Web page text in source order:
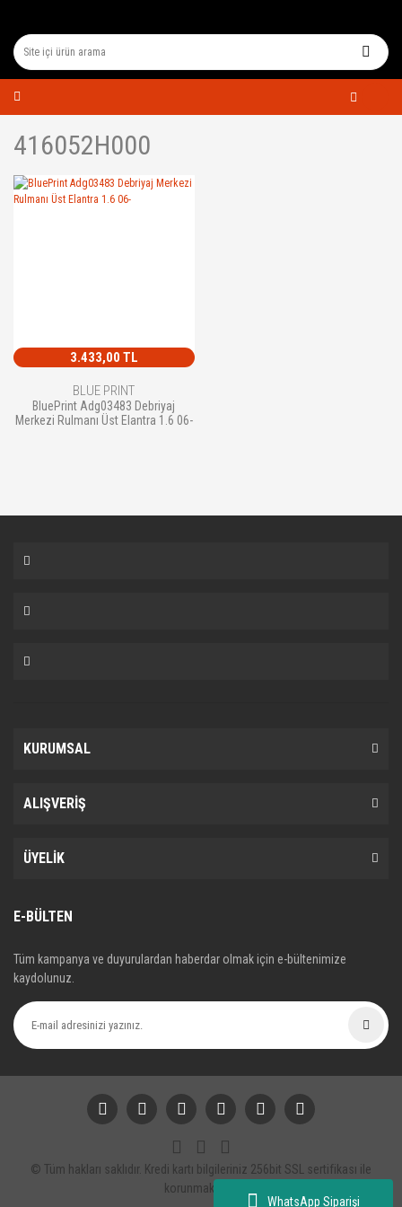
WhatsApp Siparişi
416052H000
3.433,00 TL
BLUE PRINT
BluePrint Adg03483 Debriyaj
Merkezi Rulmanı Üst Elantra 1.6 06-
KURUMSAL
ALIŞVERİŞ
ÜYELİK
E-BÜLTEN
Tüm kampanya ve duyurulardan haberdar olmak için e-bültenimize
kaydolunuz.
© Tüm hakları saklıdır. Kredi kartı bilgileriniz 256bit SSL sertifikası ile
korunmaktadır.